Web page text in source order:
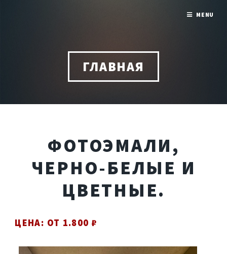
ГЛАВНАЯ
ФОТОЭМАЛИ,
ЧЕРНО-БЕЛЫЕ И
ЦВЕТНЫЕ.
ЦЕНА: ОТ 1.800 ₽
MENU